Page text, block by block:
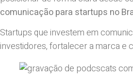
comunicação para startups no
Startups que investem em
investidores, fortalecer a marca e